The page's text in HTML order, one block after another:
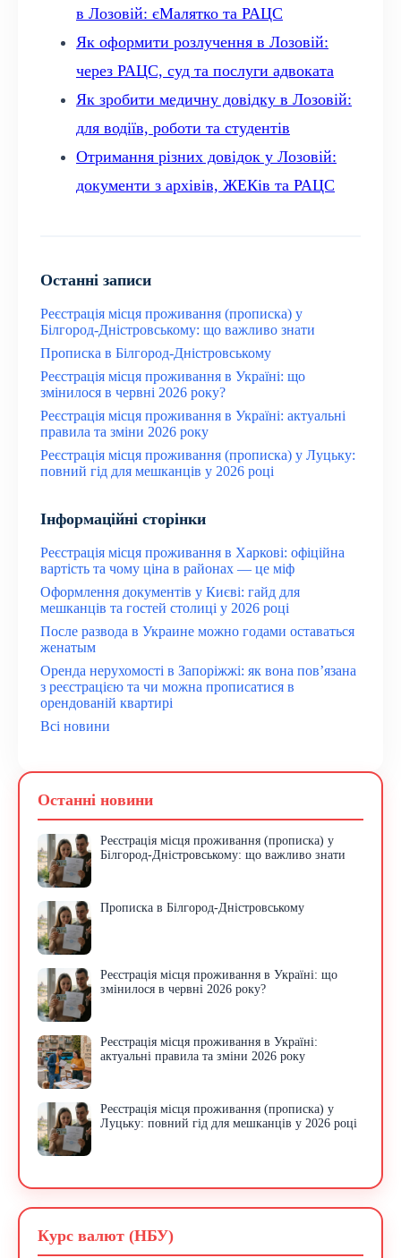
в Лозовій: єМалятко та РАЦС
Як оформити розлучення в Лозовій:
через РАЦС, суд та послуги адвоката
Як зробити медичну довідку в Лозовій:
для водіїв, роботи та студентів
Отримання різних довідок у Лозовій:
документи з архівів, ЖЕКів та РАЦС
Останні записи
Реєстрація місця проживання (прописка) у
Білгород-Дністровському: що важливо знати
Прописка в Білгород-Дністровському
Реєстрація місця проживання в Україні: що
змінилося в червні 2026 року?
Реєстрація місця проживання в Україні: актуальні
правила та зміни 2026 року
Реєстрація місця проживання (прописка) у Луцьку:
повний гід для мешканців у 2026 році
Інформаційні сторінки
Реєстрація місця проживання в Харкові: офіційна
вартість та чому ціна в районах — це міф
Оформлення документів у Києві: гайд для
мешканців та гостей столиці у 2026 році
После развода в Украине можно годами оставаться
женатым
Оренда нерухомості в Запоріжжі: як вона пов’язана
з реєстрацією та чи можна прописатися в
орендованій квартирі
Всі новини
Останні новини
Реєстрація місця проживання (прописка) у
Білгород-Дністровському: що важливо знати
Прописка в Білгород-Дністровському
Реєстрація місця проживання в Україні: що
змінилося в червні 2026 року?
Реєстрація місця проживання в Україні:
актуальні правила та зміни 2026 року
Реєстрація місця проживання (прописка) у
Луцьку: повний гід для мешканців у 2026 році
Курс валют (НБУ)